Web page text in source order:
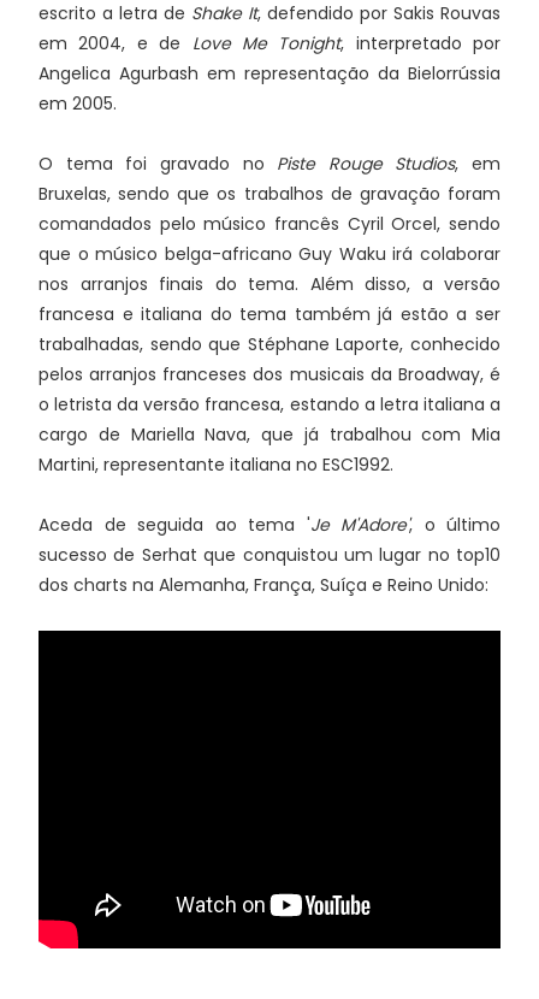
escrito a letra de Shake It, defendido por Sakis Rouvas
em 2004, e de Love Me Tonight, interpretado por
Angelica Agurbash em representação da Bielorrússia
em 2005.
O tema foi gravado no Piste Rouge Studios, em
Bruxelas, sendo que os trabalhos de gravação foram
comandados pelo músico francês Cyril Orcel, sendo
que o músico belga-africano Guy Waku irá colaborar
nos arranjos finais do tema. Além disso, a versão
francesa e italiana do tema também já estão a ser
trabalhadas, sendo que Stéphane Laporte, conhecido
pelos arranjos franceses dos musicais da Broadway, é
o letrista da versão francesa, estando a letra italiana a
cargo de Mariella Nava, que já trabalhou com Mia
Martini, representante italiana no ESC1992.
Aceda de seguida ao tema 'Je M'Adore', o último
sucesso de Serhat que conquistou um lugar no top10
dos charts na Alemanha, França, Suíça e Reino Unido: